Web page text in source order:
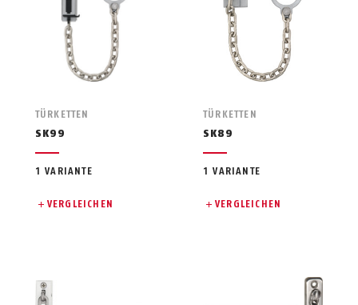
TÜRKETTEN
SK99
1 VARIANTE
VERGLEICHEN
TÜRKETTEN
SK89
1 VARIANTE
VERGLEICHEN